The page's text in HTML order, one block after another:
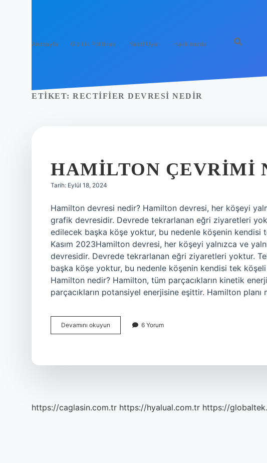
Anasayfa Gizlilik Politikası Yasal Uyarı Hakkımızda
ETIKET: RECTIFIER DEVRESI NEDIR
HAMILTON ÇEVRIMI
Tarih: Eylül 18, 2024
Hamilton devresi nedir? Hamilton devresi, her köşeyi
grafik devresidir. Devrede tekrarlanan eğri ziyaretleri
edilecek başka köşe yoktur, bu nedenle köşenin kendisi
Kasım 2023Hamilton devresi, her köşeyi yalnızca ve
devresidir. Devrede tekrarlanan eğri ziyaretleri yoktur.
başka köşe yoktur, bu nedenle köşenin kendisi tek
Hamilton nedir? Hamilton, tüm parçacıkların kinetik
parçacıkların potansiyel enerjisine eşittir. Hamilton
Devamını okuyun Hamilton
Çevrimi
6 Yorum
https://caglasin.com.tr https://hyalual.com.tr https://